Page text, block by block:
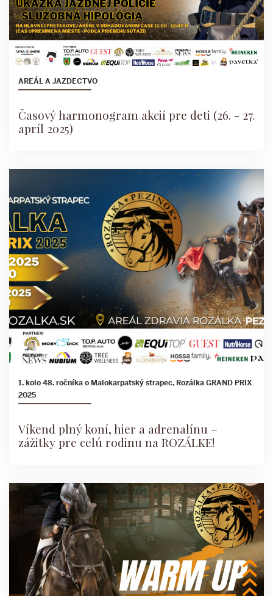
AREÁL A JAZDECTVO
Časový harmonogram akcií pre deti (26. - 27.
apríl 2025)
1. kolo 48. ročníka o Malokarpatský strapec, Rozálka GRAND PRIX
2025
Víkend plný koní, hier a adrenalínu –
zážitky pre celú rodinu na ROZÁLKE!